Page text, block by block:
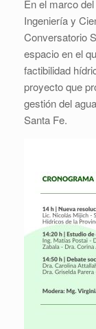
En el marco
Ingeniería y
Conversatorio
espacio en el
factibilidad
proyecto que
gestión del
Santa Fe.